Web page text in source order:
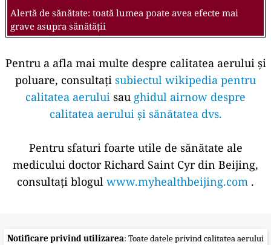
Alertă de sănătate: toată lumea poate avea efecte mai
grave asupra sănătății
Pentru a afla mai multe despre calitatea aerului și
poluare, consultați subiectul wikipedia pentru
calitatea aerului sau ghidul airnow despre
calitatea aerului și sănătatea dvs.
Pentru sfaturi foarte utile de sănătate ale
medicului doctor Richard Saint Cyr din Beijing,
consultați blogul www.myhealthbeijing.com .
Notificare privind utilizarea: Toate datele privind calitatea aerului